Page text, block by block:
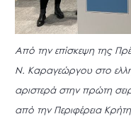
Από την επίσκεψη της
Ν. Καραγεώργου στο
αριστερά στην πρώτη
από την Περιφέρεια